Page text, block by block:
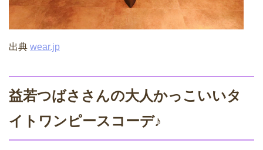
出典 wear.jp
益若つばささんの大人かっこいいタ
イトワンピースコーデ♪